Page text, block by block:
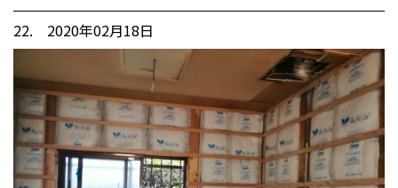
22. 2020年02月18日